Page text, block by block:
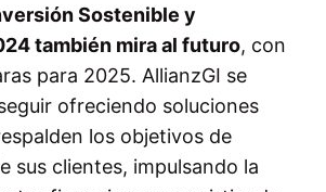
Sostenible y
también mira al futuro, con
para 2025. AllianzGI se
ofreciendo soluciones
los objetivos de
sus clientes, impulsando la